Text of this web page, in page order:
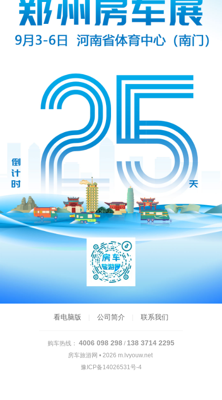
看电脑版 公司简介 联系我们
购车热线： 4006 098 298 / 138 3714 2295
房车旅游网 • 2026 m.lvyouw.net
豫ICP备14026531号-4